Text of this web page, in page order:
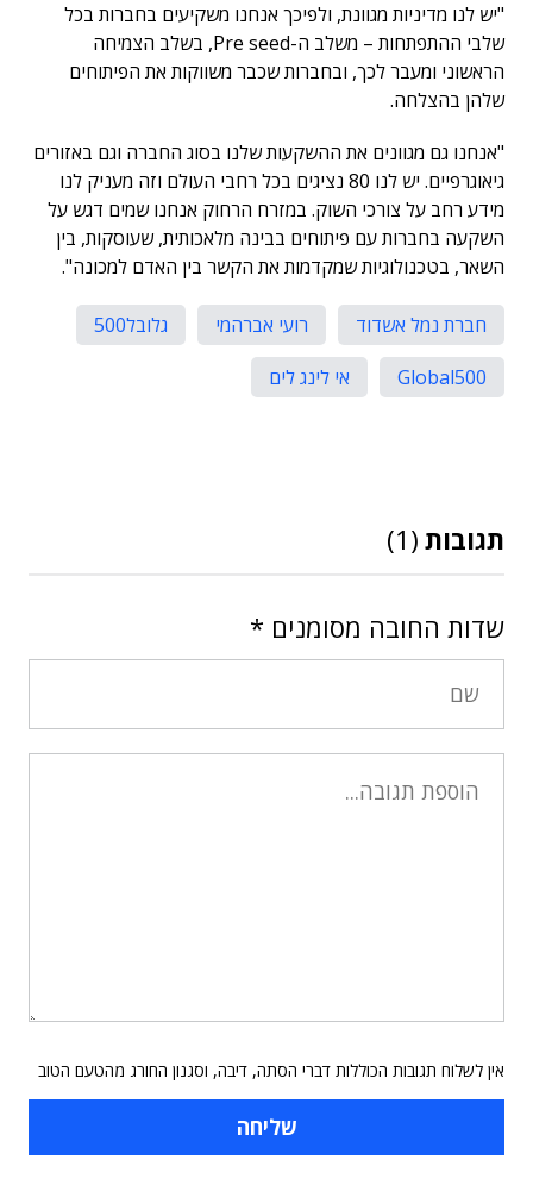
"יש לנו מדיניות מגוונת, ולפיכך אנחנו משקיעים בחברות בכל
שלבי ההתפתחות – משלב ה-Pre seed, בשלב הצמיחה
הראשוני ומעבר לכך, ובחברות שכבר משווקות את הפיתוחים
שלהן בהצלחה.
"אנחנו גם מגוונים את ההשקעות שלנו בסוג החברה וגם באזורים
גיאוגרפיים. יש לנו 80 נציגים בכל רחבי העולם וזה מעניק לנו
מידע רחב על צורכי השוק. במזרח הרחוק אנחנו שמים דגש על
השקעה בחברות עם פיתוחים בבינה מלאכותית, שעוסקות, בין
השאר, בטכנולוגיות שמקדמות את הקשר בין האדם למכונה".
חברת נמל אשדוד רועי אברהמי
גלובל500
Global500
אי לינג לים
תגובות (1)
שדות החובה מסומנים *
אין לשלוח תגובות הכוללות דברי הסתה, דיבה, וסגנון החורג מהטעם הטוב